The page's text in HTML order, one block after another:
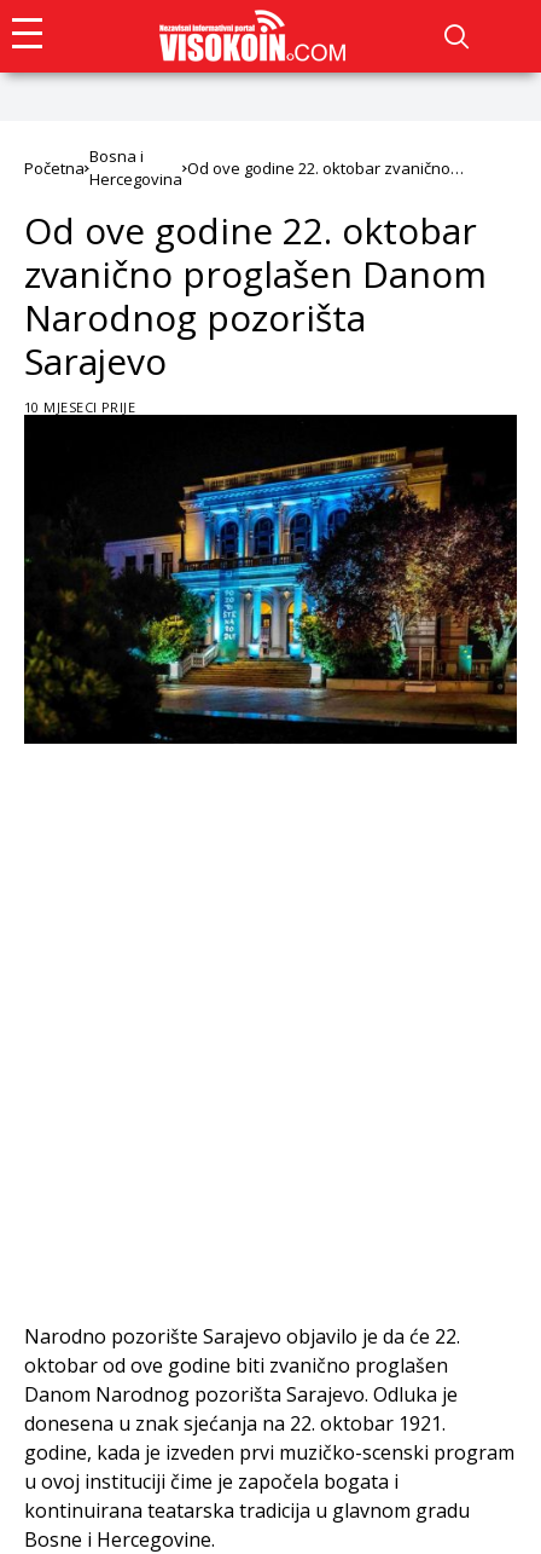
Početna
Bosna i
Hercegovina
Od ove godine 22. oktobar zvanično
Sarajevo
Od ove godine 22. oktobar
zvanično proglašen Danom
Narodnog pozorišta
Sarajevo
10 MJESECI PRIJE
Narodno pozorište Sarajevo objavilo je da će 22.
oktobar od ove godine biti zvanično proglašen
Danom Narodnog pozorišta Sarajevo. Odluka je
donesena u znak sjećanja na 22. oktobar 1921.
godine, kada je izveden prvi muzičko-scenski program
u ovoj instituciji čime je započela bogata i
kontinuirana teatarska tradicija u glavnom gradu
Bosne i Hercegovine.